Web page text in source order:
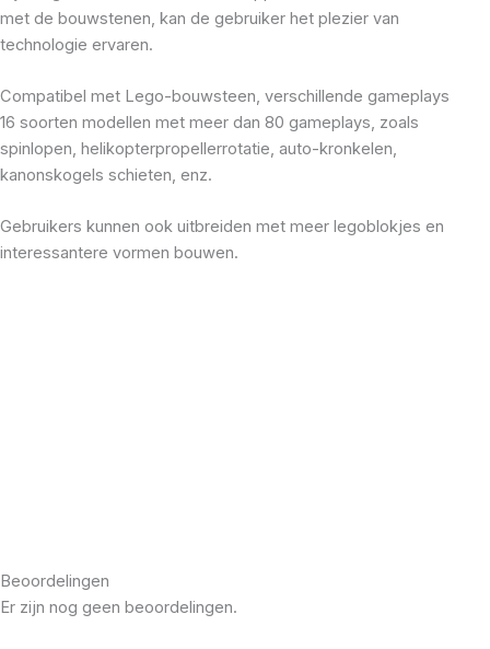
met de bouwstenen, kan de gebruiker het plezier van
technologie ervaren.
Compatibel met Lego-bouwsteen, verschillende gameplays
16 soorten modellen met meer dan 80 gameplays, zoals
spinlopen, helikopterpropellerrotatie, auto-kronkelen,
kanonskogels schieten, enz.
Gebruikers kunnen ook uitbreiden met meer legoblokjes en
interessantere vormen bouwen.
Beoordelingen
Er zijn nog geen beoordelingen.